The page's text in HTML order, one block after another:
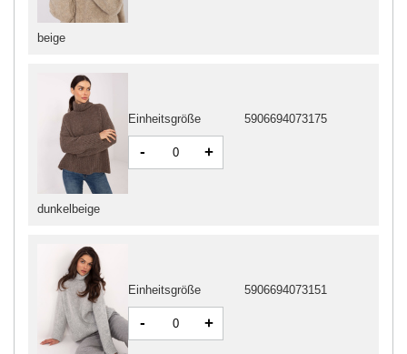
dunkelbeige
Einheitsgröße 5906694073175
- +
Einheitsgröße 5906694073151
- +
beige